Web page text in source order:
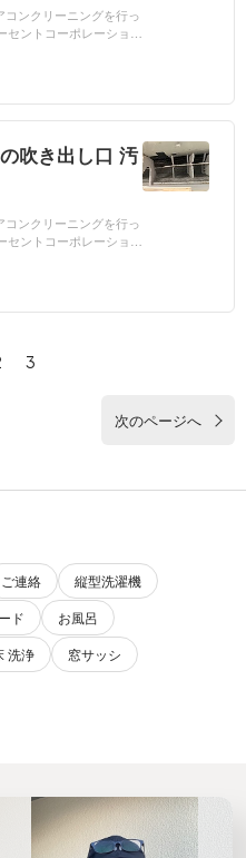
ンクリーニングを行っ
セントコーポレーショ
吹き出し口 汚
ンクリーニングを行っ
セントコーポレーショ
3
次のページへ
ご連絡
縦型洗濯機
ド
お風呂
洗浄
窓サッシ